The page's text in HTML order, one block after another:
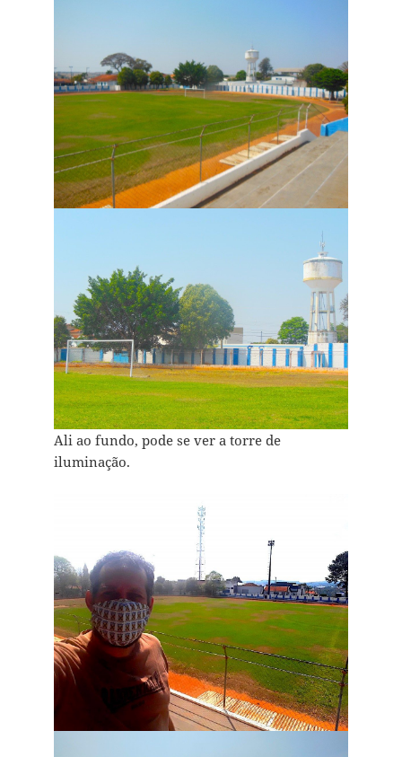
Ali ao fundo, pode se ver a torre de
iluminação.